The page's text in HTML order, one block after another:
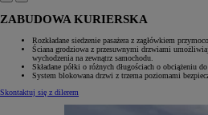
ZABUDOWA KURIERSKA
Rozkładane siedzenie pasażera z zagłówkiem
Ściana grodziowa z przesuwnymi drzwiami
wychodzenia na zewnątrz samochodu.
Składane półki o różnych długościach o obciążeniu
System blokowana drzwi z trzema poziomami
Skontaktuj się z dilerem